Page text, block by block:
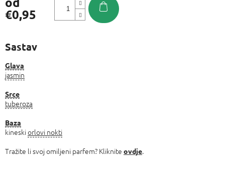
€0,95
Sastav
Glava
jasmin
Srce
tuberoza
Baza
kineskiorlovi nokti
Tražite li svoj omiljeni parfem? Kliknite ovdje.